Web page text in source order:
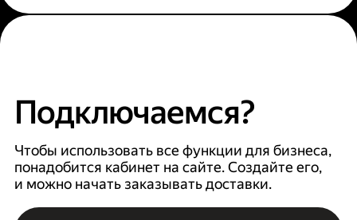
Подключаемся?
Чтобы использовать все функции для бизнеса,
понадобится кабинет на сайте. Создайте его,
и можно начать заказывать доставки.